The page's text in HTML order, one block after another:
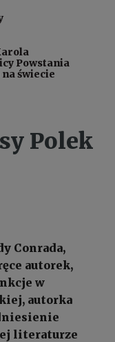
Powstania
świecie
Polek
Conrada,
autorek,
w
autorka
literaturze